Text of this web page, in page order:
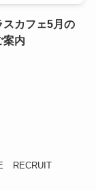
スカフェ5月の
案内
RECRUIT